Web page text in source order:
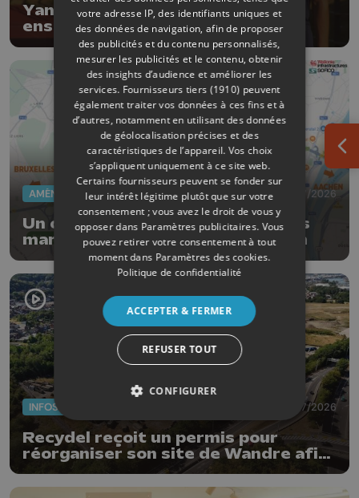
Yanni Sampson et Ilona Masson,
ensemble aux championnats
d'Europe d'athlétisme
AMÉNAGEMENT DU TERRITOIRE 30/07/2026
Un chantier de plusieurs mois dès
mardi, des Hauts-Sarts à Vottem
INFOS 29/07/2026
Recydel reçoit un permis pour
réorganiser son site de Wandre afin
de prévenir le risque d'incendie
votre adresse IP, des identifiants uniques et
des données de navigation, afin de proposer
des publicités et du contenu personnalisés,
mesurer les publicités et le contenu, obtenir
des insights d’audience et améliorer les
services. Fournisseurs tiers (1910) peuvent
également traiter vos données à ces fins et à
d’autres, notamment en utilisant des données
de géolocalisation précises et des
caractéristiques de l’appareil. Vos choix
s’appliquent uniquement à ce site web.
Certains fournisseurs peuvent se fonder sur
leur intérêt légitime plutôt que sur votre
consentement ; vous avez le droit de vous y
opposer dans Paramètres publicitaires. Vous
pouvez retirer votre consentement à tout
moment dans Paramètres des cookies.
Politique de confidentialité
ACCEPTER & FERMER
REFUSER TOUT
CONFIGURER